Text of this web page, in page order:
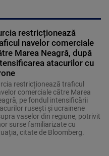
restricționează
navelor comerciale
Marea Neagră, după
atacurilor cu
restricționează traficul
comerciale către Marea
pe fondul intensificării
rusești și ucrainene
vaselor din regiune, potrivit
surse familiarizate cu
citate de Bloomberg.